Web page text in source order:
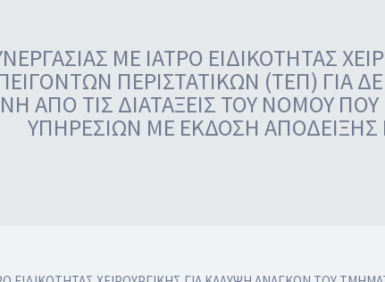
ΜΕ ΙΑΤΡΟ ΕΙΔΙΚΟΤΗΤΑΣ
ΠΕΡΙΣΤΑΤΙΚΩΝ (ΤΕΠ) ΓΙΑ
ΑΠΟ ΤΙΣ ΔΙΑΤΑΞΕΙΣ ΤΟΥ ΝΟΜΟΥ
ΥΠΗΡΕΣΙΩΝ ΜΕ ΕΚΔΟΣΗ